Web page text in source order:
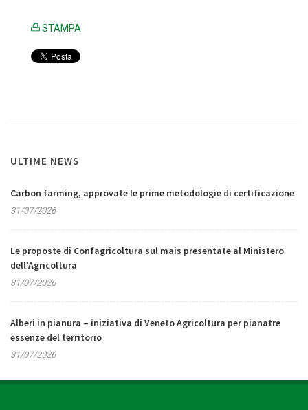
STAMPA
ULTIME NEWS
Carbon farming, approvate le prime metodologie di certificazione
31/07/2026
Le proposte di Confagricoltura sul mais presentate al Ministero
dell’Agricoltura
31/07/2026
Alberi in pianura – iniziativa di Veneto Agricoltura per pianatre
essenze del territorio
31/07/2026